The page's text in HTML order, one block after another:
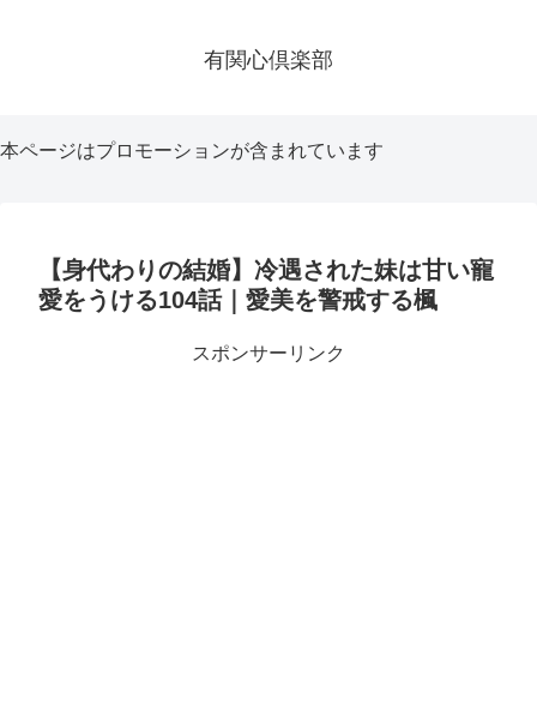
有関心倶楽部
本ページはプロモーションが含まれています
【身代わりの結婚】冷遇された妹は甘い寵
愛をうける104話｜愛美を警戒する楓
スポンサーリンク